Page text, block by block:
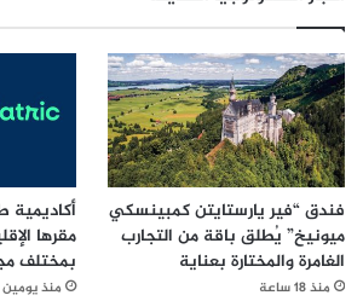
#قطاع الطيران
فندق “فير يارستايتن كمبينسكي
ميونيخ” يُطلق باقة من التجارب
الغامرة والمختارة بعناية
منذ 18 ساعة
أكاديمية
مقرها
بمختلف
منذ يومين